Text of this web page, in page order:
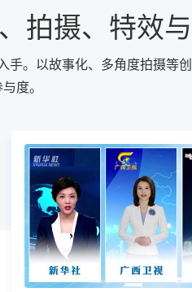
拍摄、特效
。以故事化、多角度拍摄等
度。